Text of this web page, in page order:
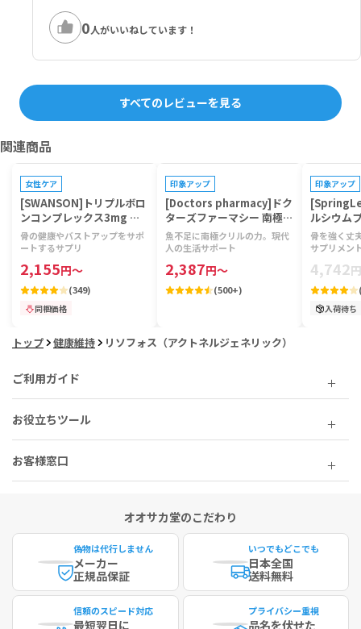
0人がいいねしています！
すべてのレビューを見る
関連商品
プレゼントキャンペーン対象
女性ケア
[SWANSON]トリプルボロ
ンコンプレックス3mg 【1
本250カプセル】
骨の健康やバストアップをサポ
ートするサプリ
2,155円～
(349)
同梱価格
印象アップ
[Doctors pharmacy]ドク
ターズファーマシー 南極ク
リルビタミン 【1袋120
粒】
魚不足に南極クリルの力。現代
人の生活サポート
2,387円～
(500+)
印象アップ
ルシウム
【1本200
骨を強く丈
サプリメン
4,742円
入荷待ち
トップ 健康維持 リソフォス（アクトネルジェネリック）
ご利用ガイド
お役立ちツール
お客様窓口
オオサカ堂のこだわり
偽物は代行しません
メーカー
正規品保証
いつでもどこでも
日本全国
送料無料
信頼のスピード対応
最短翌日に
プライバシー重視
品名を伏せた